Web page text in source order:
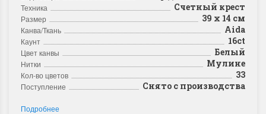
Техника Счетный крест
Размер 39 x 14 см
Канва/Ткань Aida
Каунт 16ct
Цвет канвы Белый
Нитки Мулине
Кол-во цветов 33
Поступление Снято с производства
Подробнее